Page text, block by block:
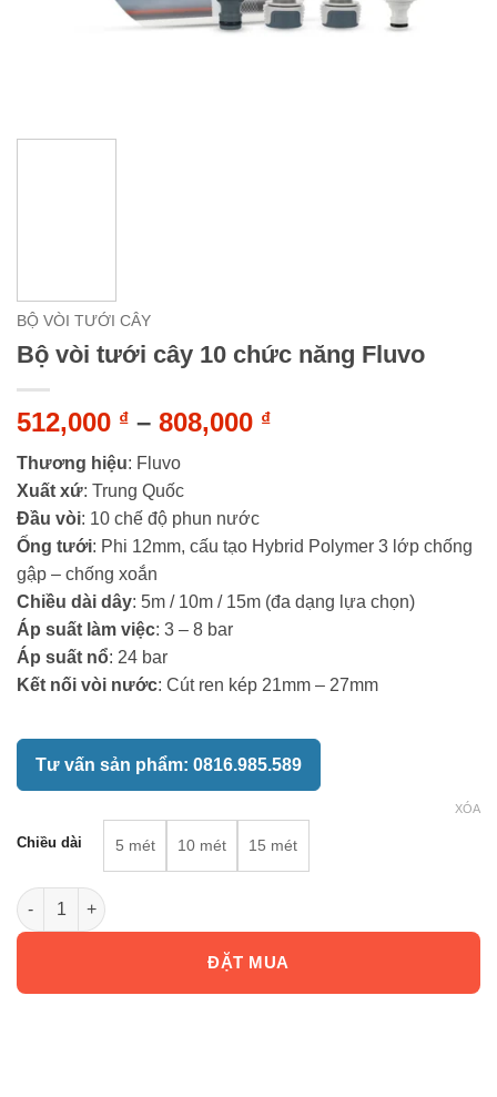
BỘ VÒI TƯỚI CÂY
Bộ vòi tưới cây 10 chức năng Fluvo
512,000 ₫ – 808,000 ₫Khoảng
808,000 ₫
Thương hiệu: Fluvo
Xuất xứ: Trung Quốc
Đầu vòi: 10 chế độ phun nước
Ống tưới: Phi 12mm, cấu tạo Hybrid Polymer 3 lớp chống
gập – chống xoắn
Chiều dài dây: 5m / 10m / 15m (đa dạng lựa chọn)
Áp suất làm việc: 3 – 8 bar
Áp suất nổ: 24 bar
Kết nối vòi nước: Cút ren kép 21mm – 27mm
Tư vấn sản phẩm: 0816.985.589
Chiều dài 5 mét 10 mét 15 mét
XÓA
Bộ vòi tưới cây 10 chức năng Fluvo số lượng
ĐẶT MUA